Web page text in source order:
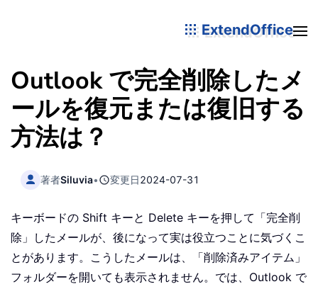
ExtendOffice
Outlook で完全削除したメ
ールを復元または復旧する
方法は？
著者Siluvia• 変更日2024-07-31
キーボードの Shift キーと Delete キーを押して「完全削
除」したメールが、後になって実は役立つことに気づくこ
とがあります。こうしたメールは、「削除済みアイテム」
フォルダーを開いても表示されません。では、Outlook で